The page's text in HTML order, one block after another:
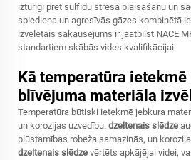
izturīgi pret sulfīdu stresa plaisāšanu un
spiediena un agresīvās gāzes kombinētā
izvēlētais sakausējums ir jāatbilst NACE
standartiem skābās vides kvalifikācijai.
Kā temperatūra ietekmē
blīvējuma materiāla
Temperatūra būtiski ietekmē jebkura
un korozijas uzvedību. dzeltenais slēdze
plūstamības robeža samazinās, un
dzeltenais slēdze vērtēts apkājējai videi,